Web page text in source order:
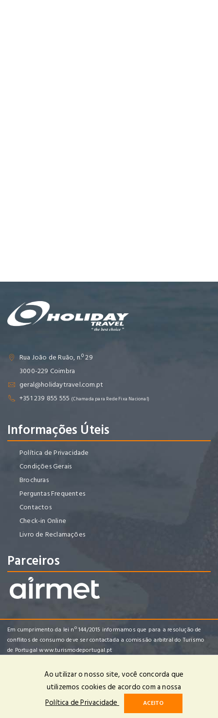
Rua João de Ruão, n.º 29
3000-229 Coimbra
geral@holidaytravel.com.pt
+351 239 855 555 (Chamada para Rede Fixa Nacional)
Informações Úteis
Política de Privacidade
Condições Gerais
Brochuras
Perguntas Frequentes
Contactos
Check-in Online
Livro de Reclamações
Parceiros
Em cumprimento da lei nº 144/2015 informamos que para a resolução de
conflitos de consumo deve ser contactada a comissão arbitral do Turismo
de Portugalwww.turismodeportugal.pt
Enredo Tropical Viagens e Turismo, Lda | RNAVT 4482 | © 2025 Todos
os Direitos Reservados | Powered byOPTIGEST
Ao utilizar o nosso site, você concorda que
utilizemos cookies de acordo com a nossa
Política de Privacidade
ACEITO